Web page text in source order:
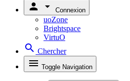
person arrow_drop_down Connexion
uoZone
Brightspace
VirtuO
search Chercher
menu Toggle Navigation